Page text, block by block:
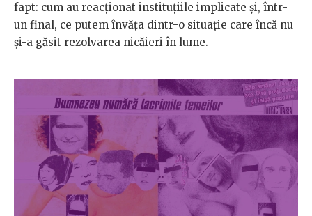
fapt: cum au reacționat instituțiile implicate și, într-
un final, ce putem învăța dintr-o situație care încă nu
și-a găsit rezolvarea nicăieri în lume.